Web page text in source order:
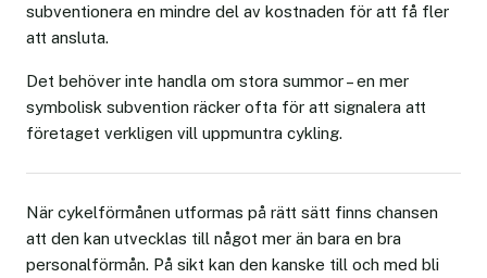
subventionera en mindre del av kostnaden för att få fler
att ansluta.
Det behöver inte handla om stora summor – en mer
symbolisk subvention räcker ofta för att signalera att
företaget verkligen vill uppmuntra cykling.
När cykelförmånen utformas på rätt sätt finns chansen
att den kan utvecklas till något mer än bara en bra
personalförmån. På sikt kan den kanske till och med bli